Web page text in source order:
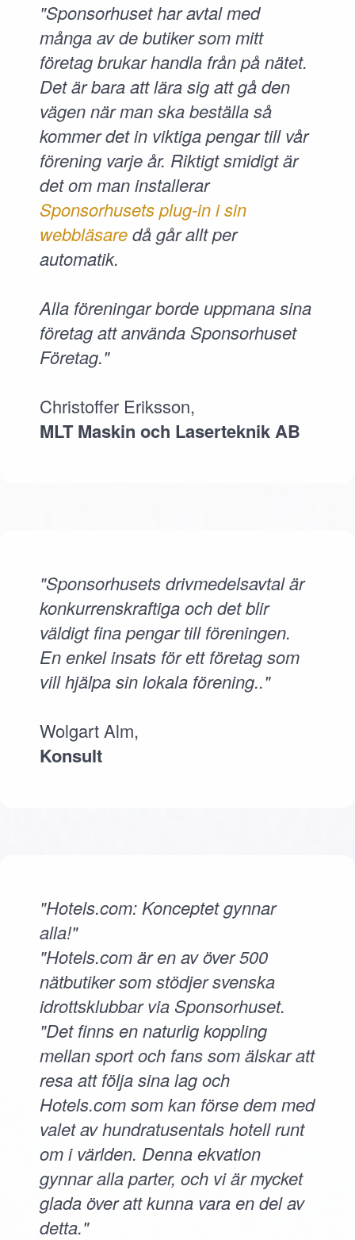
"Sponsorhuset har avtal med
många av de butiker som mitt
företag brukar handla från på nätet.
Det är bara att lära sig att gå den
vägen när man ska beställa så
kommer det in viktiga pengar till vår
förening varje år. Riktigt smidigt är
det om man installerar
Sponsorhusets plug-in i sin
webbläsaredå går allt per
automatik.
Alla föreningar borde uppmana sina
företag att använda Sponsorhuset
Företag."
Christoffer Eriksson,
MLT Maskin och Laserteknik AB
"Sponsorhusets drivmedelsavtal är
konkurrenskraftiga och det blir
väldigt fina pengar till föreningen.
En enkel insats för ett företag som
vill hjälpa sin lokala förening.."
Wolgart Alm,
Konsult
"Hotels.com: Konceptet gynnar
alla!"
"Hotels.com är en av över 500
nätbutiker som stödjer svenska
idrottsklubbar via Sponsorhuset.
"Det finns en naturlig koppling
mellan sport och fans som älskar att
resa att följa sina lag och
Hotels.com som kan förse dem med
valet av hundratusentals hotell runt
om i världen. Denna ekvation
gynnar alla parter, och vi är mycket
glada över att kunna vara en del av
detta."